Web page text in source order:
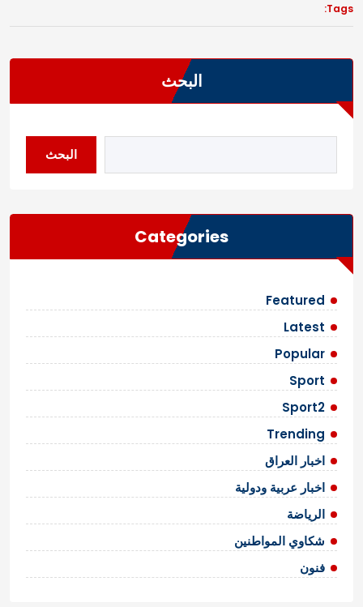
Tags:
البحث
البحث
Categories
Featured
Latest
Popular
Sport
Sport2
Trending
اخبار العراق
اخبار عربية ودولية
الرياضة
شكاوي المواطنين
فنون